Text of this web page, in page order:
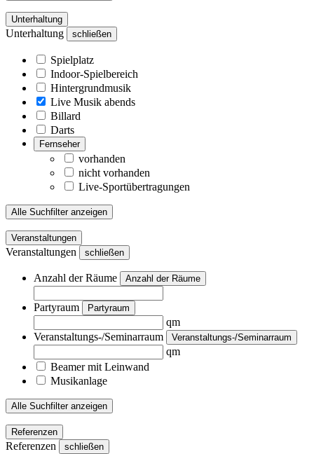
Unterhaltung
Unterhaltung schließen
Spielplatz
Indoor-Spielbereich
Hintergrundmusik
Live Musik abends
Billard
Darts
Fernseher
vorhanden
nicht vorhanden
Live-Sportübertragungen
Alle Suchfilter anzeigen
Veranstaltungen
Veranstaltungen schließen
Anzahl der Räume Anzahl der Räume
Partyraum Partyraum
qm
Veranstaltungs-/Seminarraum
Veranstaltungs-/Seminarraum
qm
Beamer mit Leinwand
Musikanlage
Alle Suchfilter anzeigen
Referenzen
Referenzen schließen